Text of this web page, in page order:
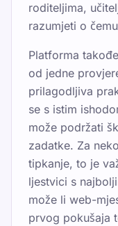
roditeljima,
razumjeti o
Platforma
od jedne
prilagodljiva
se s istim
može podržati
zadatke. Za
tipkanje, to je
ljestvici s
može li web-
prvog pokušaja